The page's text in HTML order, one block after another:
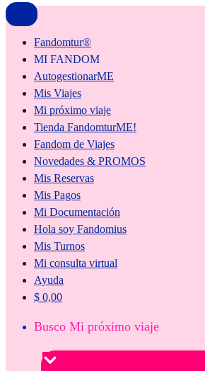
Fandomtur®
MI FANDOM
AutogestionarME
Mis Viajes
Mi próximo viaje
Tienda FandomturME!
Fandom de Viajes
Novedades & PROMOS
Mis Reservas
Mis Pagos
Mi Documentación
Hola soy Fandomius
Mis Turnos
Mi consulta virtual
Ayuda
$ 0,00
Busco Mi próximo viaje